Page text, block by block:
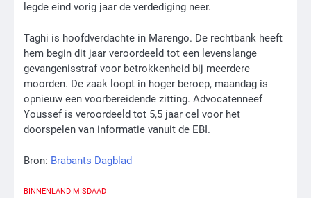
legde eind vorig jaar de verdediging neer.
Taghi is hoofdverdachte in Marengo. De rechtbank heeft
hem begin dit jaar veroordeeld tot een levenslange
gevangenisstraf voor betrokkenheid bij meerdere
moorden. De zaak loopt in hoger beroep, maandag is
opnieuw een voorbereidende zitting. Advocatenneef
Youssef is veroordeeld tot 5,5 jaar cel voor het
doorspelen van informatie vanuit de EBI.
Bron: Brabants Dagblad
BINNENLAND MISDAAD